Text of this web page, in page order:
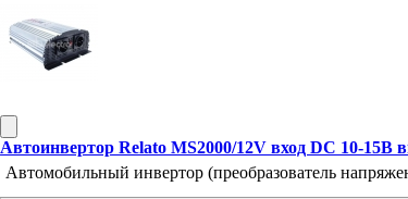
Автоинвертор Relato MS2000/12V вход DC 10-15В
Автомобильный инвертор (преобразователь